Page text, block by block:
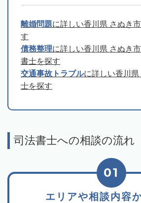
離婚問題に詳しい香川県 さぬき
す
債務整理に詳しい香川県 さぬき
書士を探す
交通事故トラブルに詳しい香川
士を探す
司法書士への相談の流れ
エリアや相談内容
01